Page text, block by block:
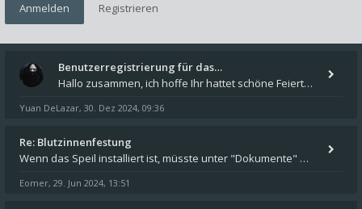
Anmelden Registrieren
Benutzerregistrierung für das…
Hallo zusammen, ich hoffe Ihr hattet schöne Feiertage und kommt auch gut ins neue Jahr. Ich schreibe hier kurz zur Infor
Yuan DeLazar, 30. Dez 2024, 09:36
Re: Blutzinnenfestung
Wenn das Speil installiert ist, müsste unter "Dokumente" auf Deinem Rechner ein Verzeichnis "blade of destiny" sein. Dar
Eomer, 29. Jun 2024, 13:51